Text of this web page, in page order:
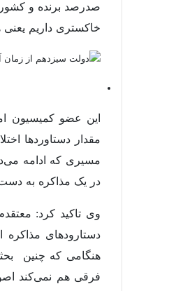
صدرصد برنده و کشور
خاکستری داریم
این عضو کمیسیون
مقدار دستاوردها
مسیری که ادامه
در یک مذاکره به
وی تاکید کرد:
دستارودهای
هنگامی که چنین
فرقی هم نمی‌کند